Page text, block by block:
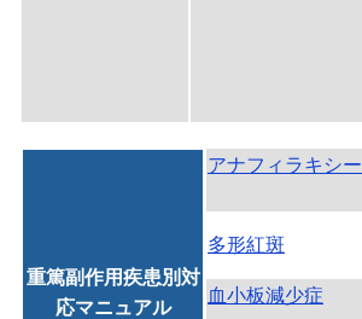
重篤副作用疾患別対
応マニュアル
アナフィラキシー
多形紅斑
血小板減少症